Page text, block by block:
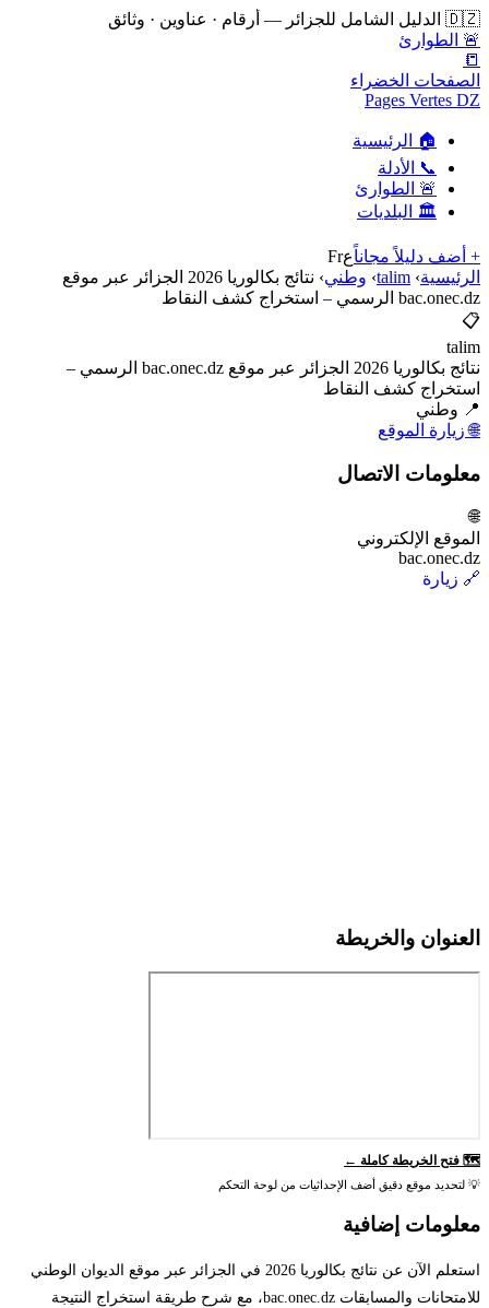
🇩🇿 الدليل الشامل للجزائر — أرقام · عناوين · وثائق
🚨 الطوارئ
📒
الصفحات الخضراء
Pages Vertes DZ
🏠 الرئيسية
📞 الأدلة
🚨 الطوارئ
🏛️ البلديات
+ أضف دليلاً مجاناًعFr
الرئيسية›
talim
› وطني›
نتائج بكالوريا 2026 الجزائر عبر موقع
bac.onec.dz الرسمي – استخراج كشف النقاط
📋
talim
نتائج بكالوريا 2026 الجزائر عبر موقع bac.onec.dz الرسمي –
استخراج كشف النقاط
📍 وطني
🌐 زيارة الموقع
معلومات الاتصال
🌐
الموقع الإلكتروني
bac.onec.dz
🔗 زيارة
العنوان والخريطة
🗺️ فتح الخريطة كاملة ←
💡 لتحديد موقع دقيق أضف الإحداثيات من لوحة التحكم
معلومات إضافية
استعلم الآن عن نتائج بكالوريا 2026 في الجزائر عبر موقع الديوان الوطني
للامتحانات والمسابقات bac.onec.dz، مع شرح طريقة استخراج النتيجة